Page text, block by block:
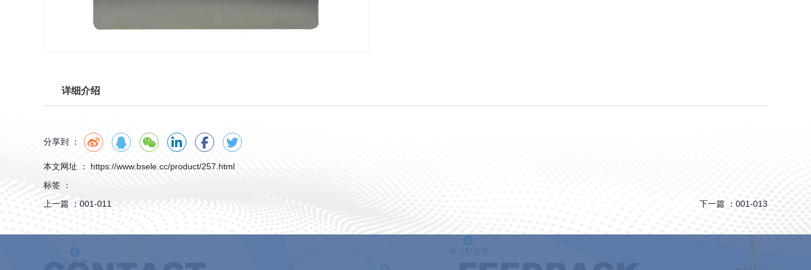
详细介绍
分享到 ：
本文网址 ： https://www.bsele.cc/product/257.html
标签 ：
上一篇 ： 001-011 下一篇 ： 001-013